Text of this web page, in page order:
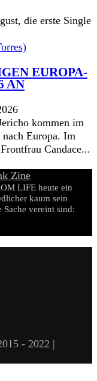
die erste Single
EUROPA-
AN
kommen im
Europa. Im
Candace...
LIFE heute ein
kaum sein
Sache vereint sind:
- 2022 |